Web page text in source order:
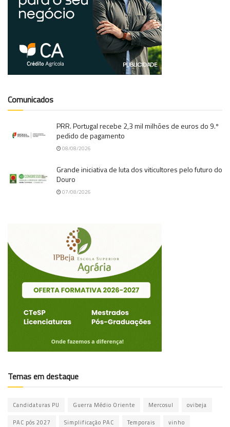
Comunicados
PRR. Portugal recebe 2,3 mil milhões de euros do 9.º
pedido de pagamento
08/08/2026
Grande iniciativa de luta dos viticultores pelo futuro do
Douro
07/08/2026
Temas em destaque
Candidaturas PU Guerra Médio Oriente Mercosul ovibeja
PAC pós 2027 Simplificação PAC Temporais vinho